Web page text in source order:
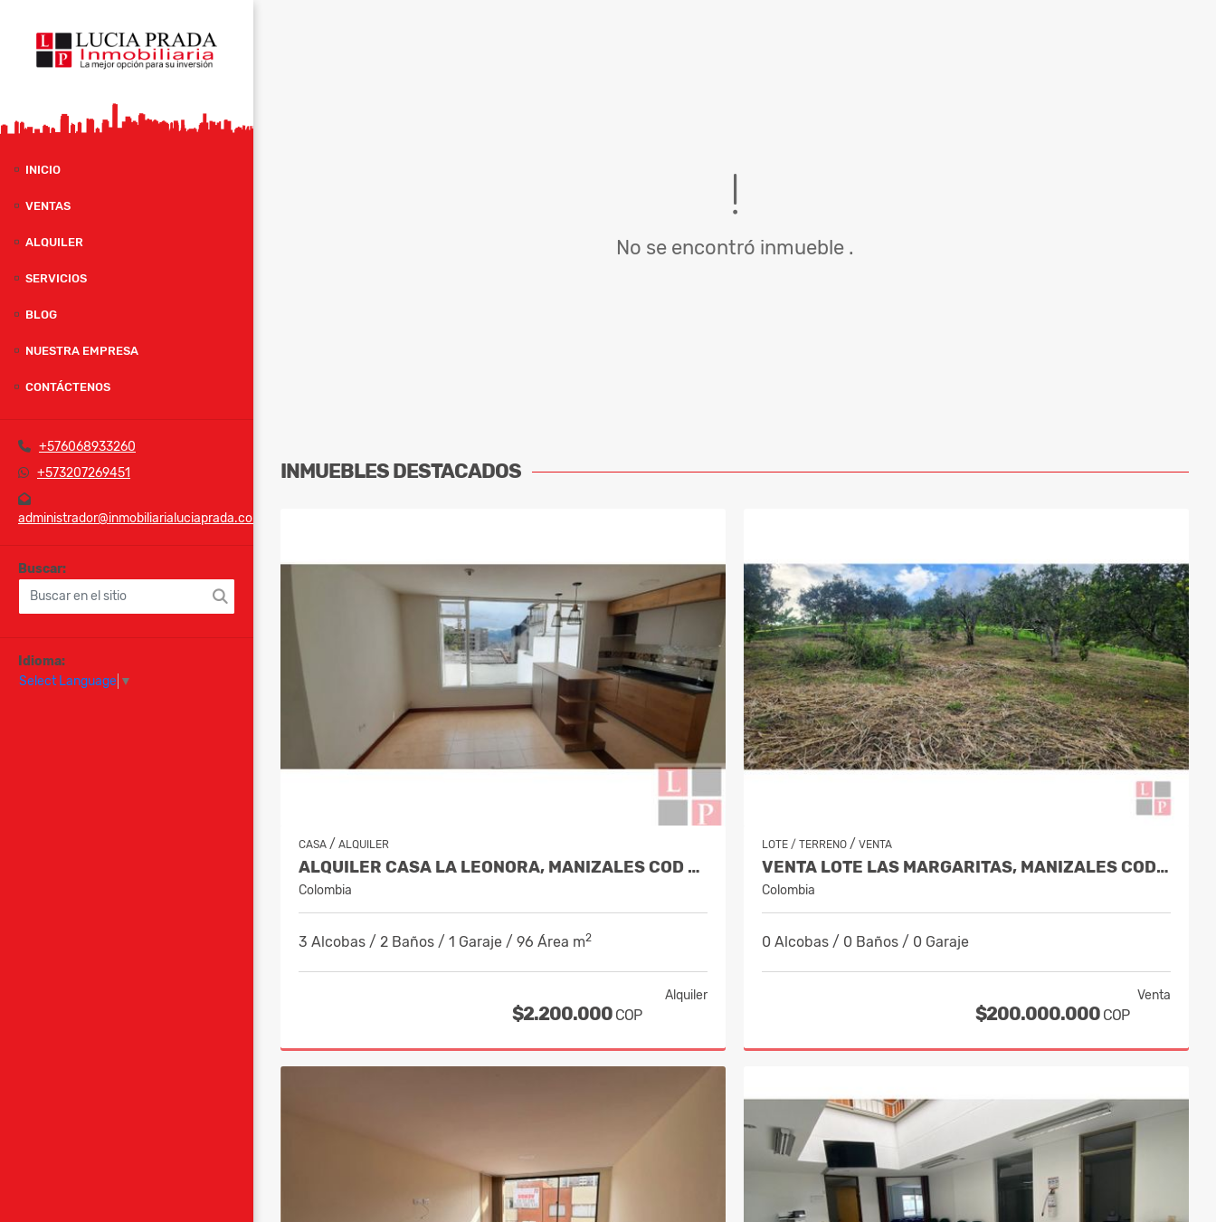
INICIO
VENTAS
ALQUILER
SERVICIOS
BLOG
NUESTRA EMPRESA
CONTÁCTENOS
+576068933260
+573207269451
administrador@inmobiliarialuciaprada.com
Buscar:
Idioma:
Select Language ▼
No se encontró inmueble .
INMUEBLESDESTACADOS
CASA / ALQUILER
ALQUILER CASA LA LEONORA, MANIZALES COD 10234338
Colombia
3 Alcobas / 2 Baños / 1 Garaje / 96 Área m2
Alquiler
$2.200.000 COP
LOTE / TERRENO / VENTA
VENTA LOTE LAS MARGARITAS, MANIZALES COD 9895767
Colombia
0 Alcobas / 0 Baños / 0 Garaje
Venta
$200.000.000 COP